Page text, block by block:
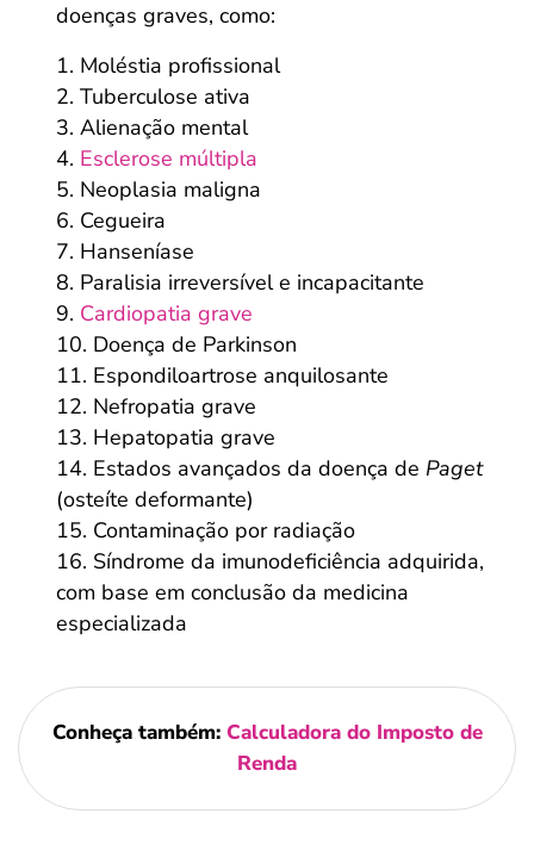
doenças graves, como:
Moléstia profissional
Tuberculose ativa
Alienação mental
Esclerose múltipla
Neoplasia maligna
Cegueira
Hanseníase
Paralisia irreversível e incapacitante
Cardiopatia grave
Doença de Parkinson
Espondiloartrose anquilosante
Nefropatia grave
Hepatopatia grave
Estados avançados da doença de Paget
(osteíte deformante)
Contaminação por radiação
Síndrome da imunodeficiência adquirida,
com base em conclusão da medicina
especializada
Conheça também: Calculadora do Imposto de
Renda